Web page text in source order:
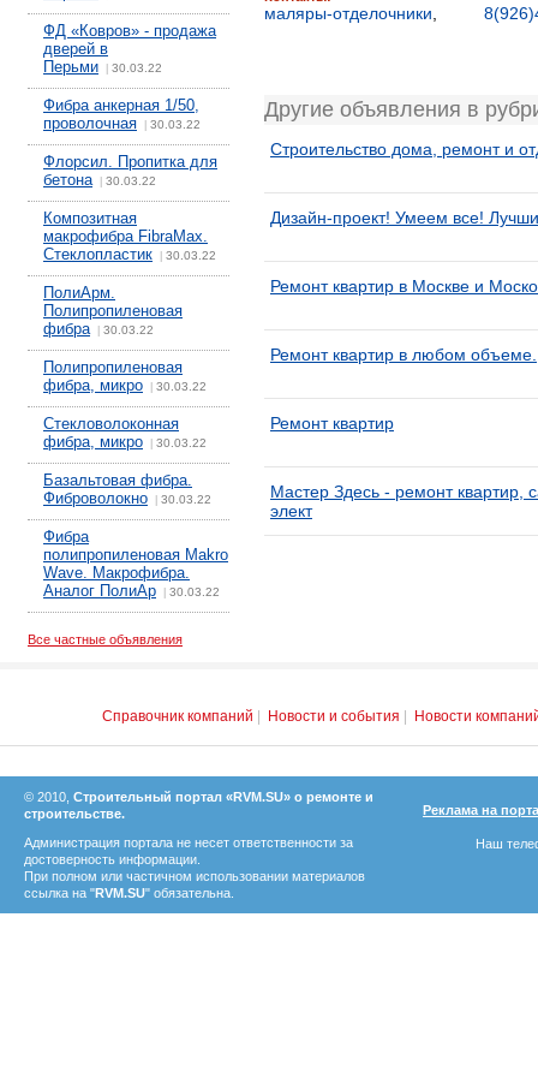
ФД «Ковров» - продажа
дверей в
Перьми
30.03.22
Фибра анкерная 1/50,
проволочная
30.03.22
Флорсил. Пропитка для
бетона| 30.03.22
Композитная
макрофибра FibraMax.
Стеклопластик
30.03.22
ПолиАрм.
Полипропиленовая
фибра| 30.03.22
Полипропиленовая
фибра, микро
30.03.22
Стекловолоконная
фибра, микро
30.03.22
Базальтовая фибра.
Фиброволокно
30.03.22
Фибра
полипропиленовая Makro
Wave. Макрофибра.
Аналог ПолиАр
30.03.22
Все частные объявления
маляры-отделочники
Другие объявления в
Строительство дома, ремонт и
Дизайн-проект! Умеем все!
Ремонт квартир в Москве и
Ремонт квартир в любом объеме.
Ремонт квартир
Мастер Здесь - ремонт квартир,
элект
Справочник компаний Новости и события Новости
© 2010, Строительный портал «RVM.SU» о ремонте и
строительстве.
Администрация портала не несет ответственности за
достоверность информации.
При полном или частичном использовании материалов
ссылка на "RVM.SU" обязательна.
Реклама на
Наш